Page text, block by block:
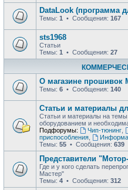
DataLook (программа
Темы: 1 • Сообщения: 167
sts1968
Статьи
Темы: 1 • Сообщения: 27
О магазине прошивок
Темы: 6 • Сообщения: 140
Статьи и материалы
Статьи и материалы на темы
оборудованием и
Подфорумы:
Чип-тюнинг,
приспособления
Темы: 55 • Сообщения: 639
Представители
Где и у кого сделать
Мастер"
Темы: 4 • Сообщения: 312